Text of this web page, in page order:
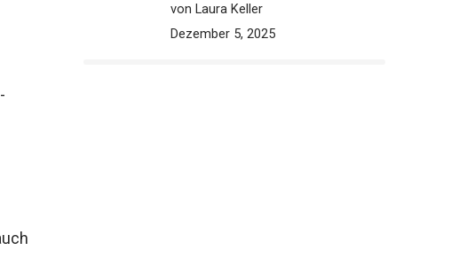
von Laura Keller
Dezember 5, 2025